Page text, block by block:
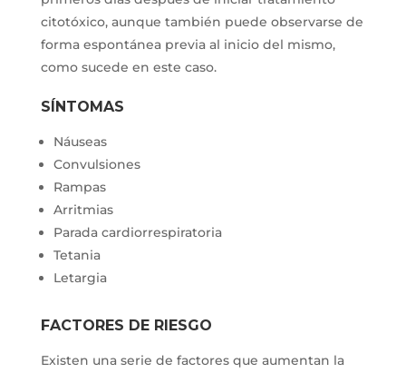
citotóxico, aunque también puede observarse de
forma espontánea previa al inicio del mismo,
como sucede en este caso.
SÍNTOMAS
Náuseas
Convulsiones
Rampas
Arritmias
Parada cardiorrespiratoria
Tetania
Letargia
FACTORES DE RIESGO
Existen una serie de factores que aumentan la